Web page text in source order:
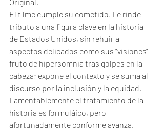
El filme cumple su cometido. Le rinde
tributo a una figura clave en la historia
de Estados Unidos, sin rehuir a
aspectos delicados como sus "visiones"
fruto de hipersomnia tras golpes en la
cabeza; expone el contexto y se suma al
discurso por la inclusión y la equidad.
Lamentablemente el tratamiento de la
historia es formuláico, pero
afortunadamente conforme avanza,